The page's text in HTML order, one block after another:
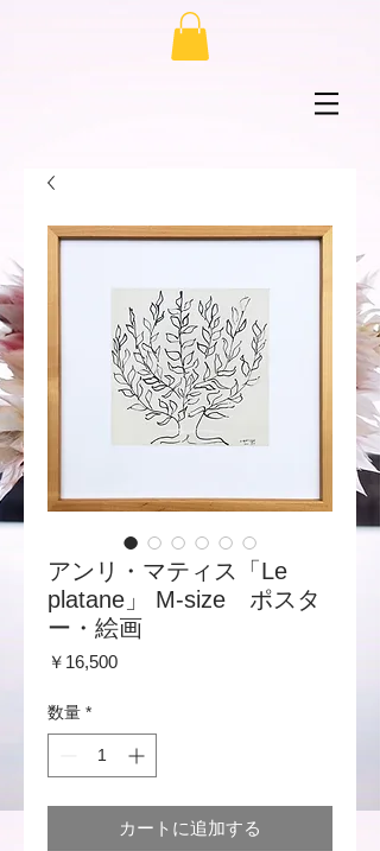
アンリ・マティス「Le
platane」 M-size ポスタ
ー・絵画
￥16,500価
数量 *
カートに追加する